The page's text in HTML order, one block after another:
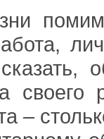
–